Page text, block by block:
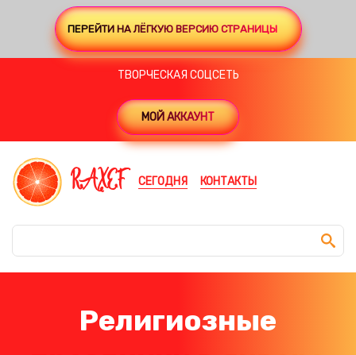
ПЕРЕЙТИ НА ЛЁГКУЮ ВЕРСИЮ СТРАНИЦЫ
ТВОРЧЕСКАЯ СОЦСЕТЬ
МОЙ АККАУНТ
RAXEF СЕГОДНЯ КОНТАКТЫ
Религиозные